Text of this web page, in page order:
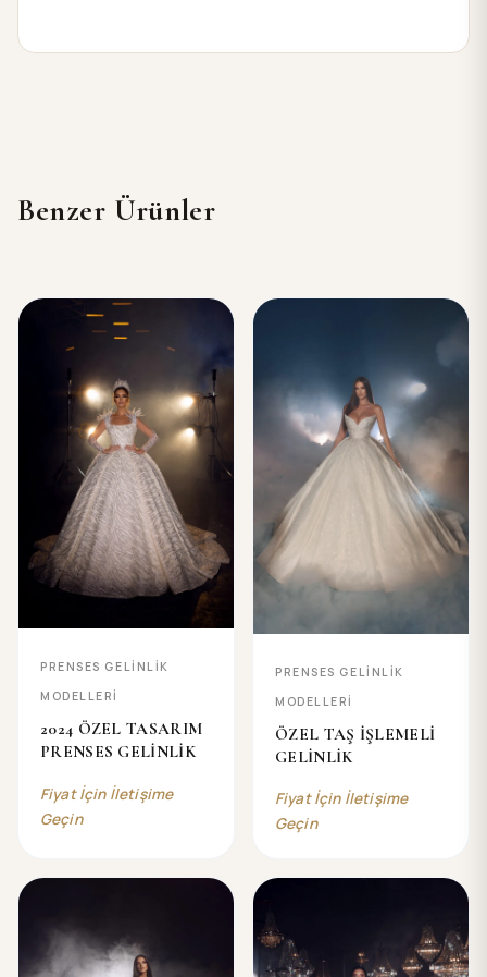
Benzer Ürünler
PRENSES GELİNLİK
MODELLERİ
2024 ÖZEL TASARIM
PRENSES GELİNLİK
Fiyat İçin İletişime
Geçin
PRENSES GELİNLİK
MODELLERİ
ÖZEL TAŞ İŞLEMELİ
GELİNLİK
Fiyat İçin İletişime
Geçin